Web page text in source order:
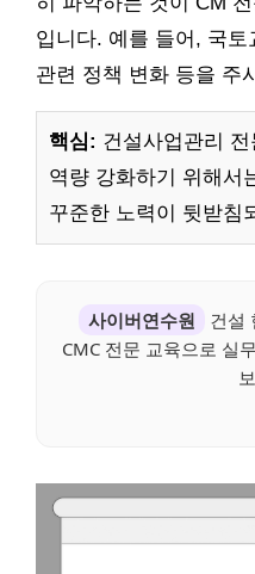
입니다. 예를 들어, 국
관련 정책 변화 등을 주
핵심: 건설사업관리
역량 강화하기 위해서
꾸준한 노력이 뒷받침
사이버연수원
건설
CMC 전문 교육으로 실